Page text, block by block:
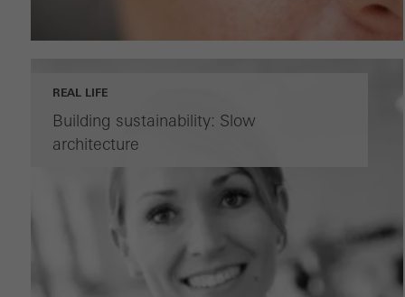
REAL LIFE
Building sustainability: Slow
architecture